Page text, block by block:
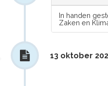
In handen
Zaken en
13 oktober